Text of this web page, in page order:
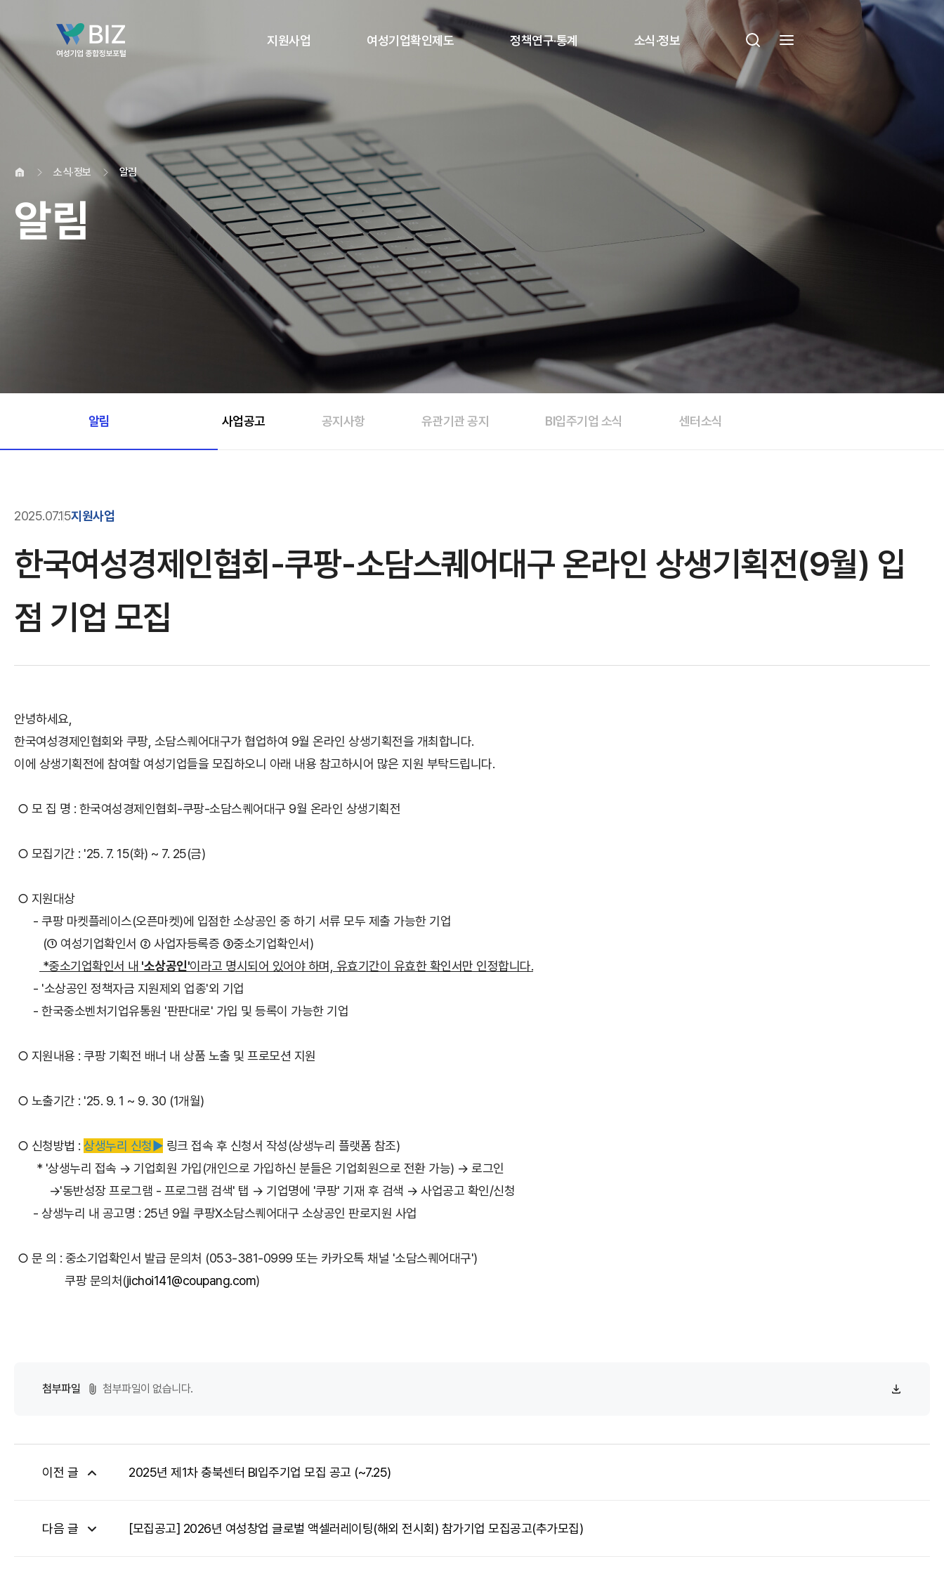
본문내용 바로가기
지원사업 여성기업확인제도 정책연구·통계 소식·정보
소식·정보 알림
알림
알림 사업공고 공지사항 유관기관 공지 BI입주기업 소식 센터소식
2025.07.15지원사업
한국여성경제인협회-쿠팡-소담스퀘어대구 온라인 상생기획전(9월) 입
점 기업 모집
안녕하세요,
한국여성경제인협회와 쿠팡, 소담스퀘어대구가 협업하여 9월 온라인 상생기획전을 개최합니다.
이에 상생기획전에 참여할 여성기업들을 모집하오니 아래 내용 참고하시어 많은 지원 부탁드립니다.
○ 모 집 명 : 한국여성경제인협회-쿠팡-소담스퀘어대구 9월 온라인 상생기획전
○ 모집기간 : '25. 7. 15(화) ~ 7. 25(금)
○ 지원대상
- 쿠팡 마켓플레이스(오픈마켓)에 입점한 소상공인 중 하기 서류 모두 제출 가능한 기업
(① 여성기업확인서 ② 사업자등록증 ③중소기업확인서)
*중소기업확인서 내 '소상공인'이라고 명시되어 있어야 하며, 유효기간이 유효한 확인서만 인정합니다.
- '소상공인 정책자금 지원제외 업종'외 기업
- 한국중소벤처기업유통원 '판판대로' 가입 및 등록이 가능한 기업
○ 지원내용 : 쿠팡 기획전 배너 내 상품 노출 및 프로모션 지원
○ 노출기간 : '25. 9. 1 ~ 9. 30 (1개월)
○ 신청방법 : 상생누리 신청▶ 링크 접속 후 신청서 작성(상생누리 플랫폼 참조)
* '상생누리 접속 → 기업회원 가입(개인으로 가입하신 분들은 기업회원으로 전환 가능) → 로그인
→'동반성장 프로그램 - 프로그램 검색' 탭 → 기업명에 '쿠팡' 기재 후 검색 → 사업공고 확인/신청
- 상생누리 내 공고명 : 25년 9월 쿠팡X소담스퀘어대구 소상공인 판로지원 사업
○ 문 의 : 중소기업확인서 발급 문의처 (053-381-0999 또는 카카오톡 채널 '소담스퀘어대구')
쿠팡 문의처(jichoi141@coupang.com)
첨부파일 첨부파일이 없습니다.
이전 글 2025년 제1차 충북센터 BI입주기업 모집 공고 (~7.25)
다음 글 [모집공고] 2026년 여성창업 글로벌 액셀러레이팅(해외 전시회) 참가기업 모집공고(추가모집)